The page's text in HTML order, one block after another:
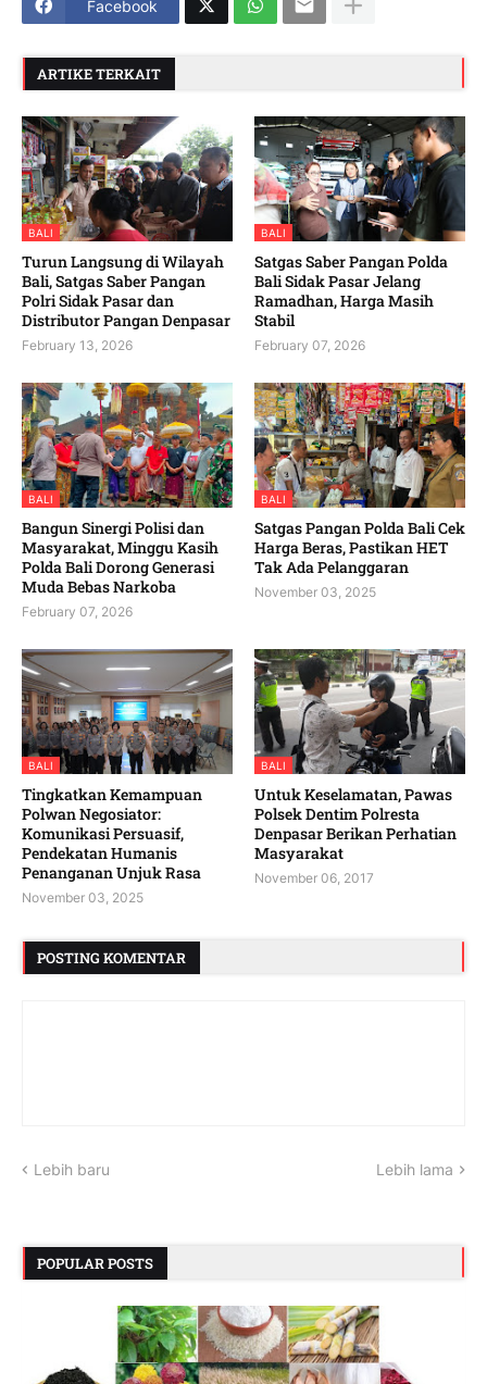
Facebook
ARTIKE TERKAIT
BALI
Turun Langsung di Wilayah
Bali, Satgas Saber Pangan
Polri Sidak Pasar dan
Distributor Pangan Denpasar
February 13, 2026
BALI
Satgas Saber Pangan Polda
Bali Sidak Pasar Jelang
Ramadhan, Harga Masih
Stabil
February 07, 2026
BALI
Bangun Sinergi Polisi dan
Masyarakat, Minggu Kasih
Polda Bali Dorong Generasi
Muda Bebas Narkoba
February 07, 2026
BALI
Satgas Pangan Polda Bali Cek
Harga Beras, Pastikan HET
Tak Ada Pelanggaran
November 03, 2025
BALI
Tingkatkan Kemampuan
Polwan Negosiator:
Komunikasi Persuasif,
Pendekatan Humanis
Penanganan Unjuk Rasa
November 03, 2025
BALI
Untuk Keselamatan, Pawas
Polsek Dentim Polresta
Denpasar Berikan Perhatian
Masyarakat
November 06, 2017
POSTING KOMENTAR
Lebih baru Lebih lama
POPULAR POSTS